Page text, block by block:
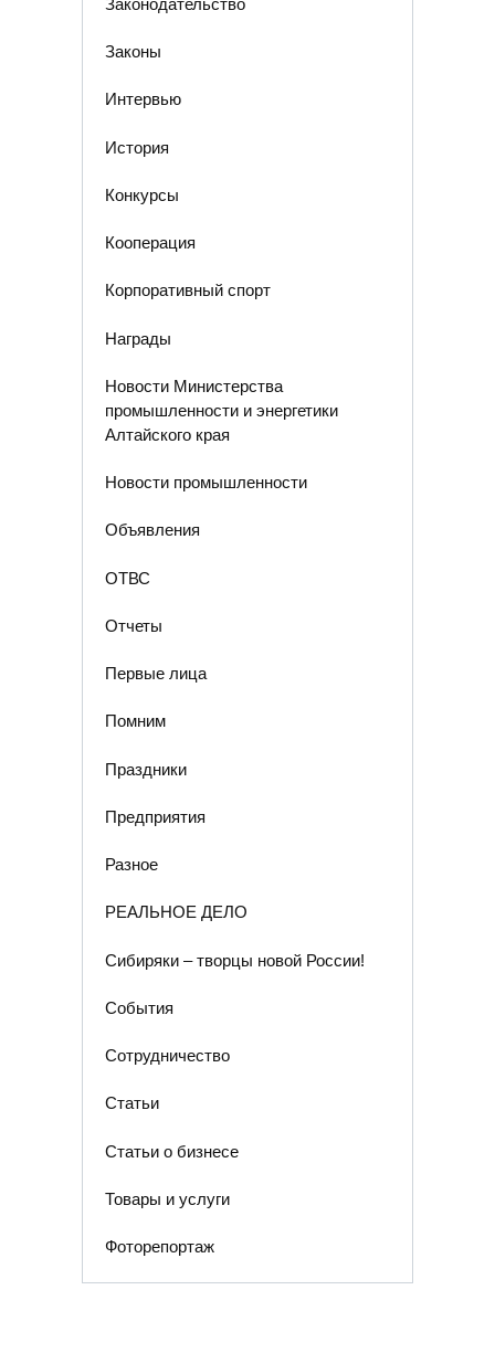
Законы
Интервью
История
Конкурсы
Кооперация
Корпоративный спорт
Награды
Новости Министерства
промышленности и энергетики
Алтайского края
Новости промышленности
Объявления
ОТВС
Отчеты
Первые лица
Помним
Праздники
Предприятия
Разное
РЕАЛЬНОЕ ДЕЛО
Сибиряки – творцы новой России!
События
Сотрудничество
Статьи
Статьи о бизнесе
Товары и услуги
Фоторепортаж